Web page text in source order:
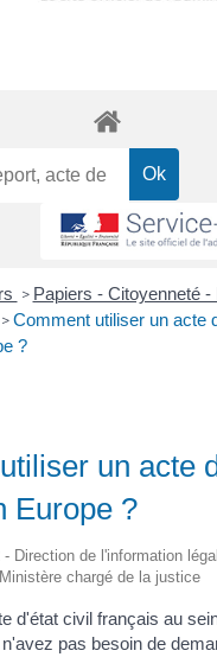
> Papiers - Citoyenneté -
> Comment utiliser un acte
?
un acte
Europe ?
Direction de l'information
chargé de la justice
d'état civil français au
pas besoin de